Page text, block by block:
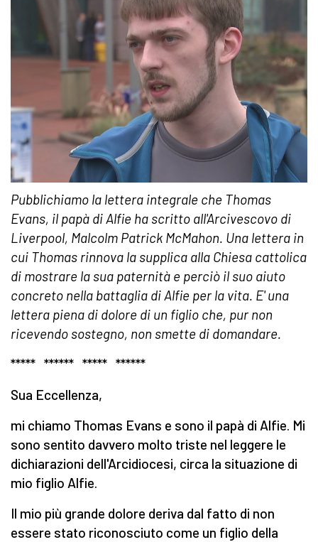
Pubblichiamo la lettera integrale che Thomas
Evans, il papà di Alfie ha scritto all'Arcivescovo di
Liverpool, Malcolm Patrick McMahon. Una lettera in
cui Thomas rinnova la supplica alla Chiesa cattolica
di mostrare la sua paternità e perciò il suo aiuto
concreto nella battaglia di Alfie per la vita. E' una
lettera piena di dolore di un figlio che, pur non
ricevendo sostegno, non smette di domandare.
***** ****** ***** ******
Sua Eccellenza,
mi chiamo Thomas Evans e sono il papà di Alfie. Mi
sono sentito davvero molto triste nel leggere le
dichiarazioni dell'Arcidiocesi, circa la situazione di
mio figlio Alfie.
Il mio più grande dolore deriva dal fatto di non
essere stato riconosciuto come un figlio della